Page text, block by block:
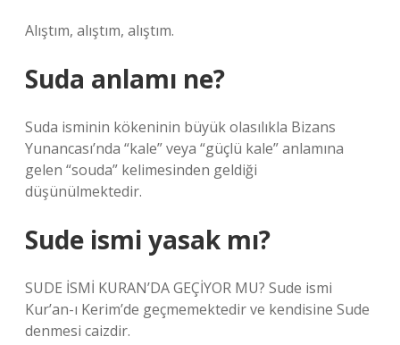
Alıştım, alıştım, alıştım.
Suda anlamı ne?
Suda isminin kökeninin büyük olasılıkla Bizans
Yunancası’nda “kale” veya “güçlü kale” anlamına
gelen “souda” kelimesinden geldiği
düşünülmektedir.
Sude ismi yasak mı?
SUDE İSMİ KURAN’DA GEÇİYOR MU? Sude ismi
Kur’an-ı Kerim’de geçmemektedir ve kendisine Sude
denmesi caizdir.